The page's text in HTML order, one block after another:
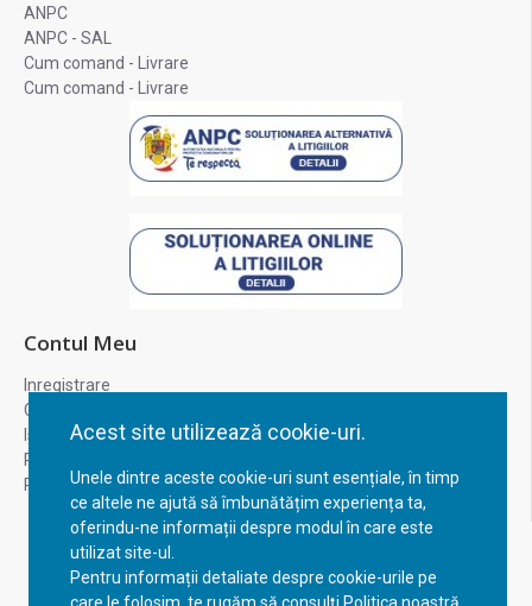
Acest site utilizează cookie-uri.
Unele dintre aceste cookie-uri sunt esențiale, în timp
ce altele ne ajută să îmbunătățim experiența ta,
oferindu-ne informații despre modul în care este
utilizat site-ul.
Pentru informații detaliate despre cookie-urile pe
ANPC
ANPC - SAL
Cum comand - Livrare
Cum comand - Livrare
Contul Meu
Inregistrare
Contul meu
Istoric comenzi
Recuperare parola
Returnare produs